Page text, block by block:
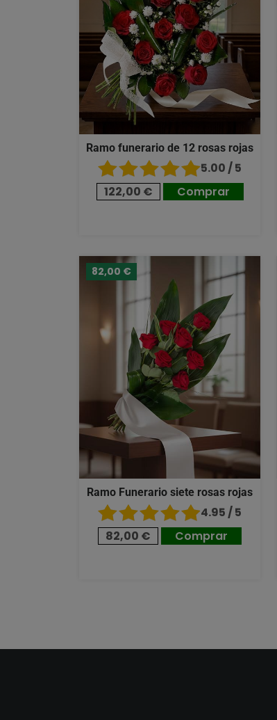
Ramo funerario de 12 rosas rojas
5.00 / 5
122,00 €
Comprar
82,00 €
Ramo Funerario siete rosas rojas
4.95 / 5
82,00 €
Comprar